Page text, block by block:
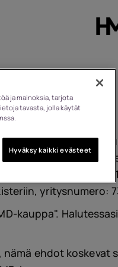
Ireland on Irlannin
30 vuotta sitten, ja
osoitteessa
Unit
yritysnumero:
kauppa".
ehdot koskevat
ja mainoksia, tarjota
tavasta, jolla käytät
Hyväksy kaikki evästeet